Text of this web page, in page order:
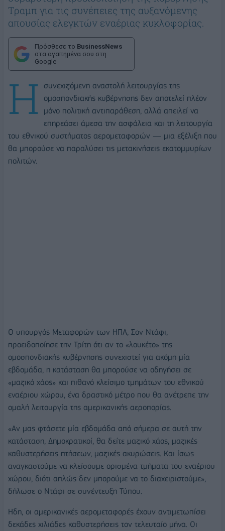
Τραμπ για τις συνέπειες της αυξανόμενης
απουσίας ελεγκτών εναέριας κυκλοφορίας.
Πρόσθεσε το BusinessNews
στα αγαπημένα σου στη
Google
Η
συνεχιζόμενη αναστολή λειτουργίας της
ομοσπονδιακής κυβέρνησης δεν αποτελεί πλέον
μόνο πολιτική αντιπαράθεση, αλλά απειλεί να
επηρεάσει άμεσα την ασφάλεια και τη λειτουργία
του εθνικού συστήματος αερομεταφορών — μια εξέλιξη που
θα μπορούσε να παραλύσει τις μετακινήσεις εκατομμυρίων
πολιτών.
Ο υπουργός Μεταφορών των ΗΠΑ, Σον Ντάφι,
προειδοποίησε την Τρίτη ότι αν το «λουκέτο» της
ομοσπονδιακής κυβέρνησης συνεχιστεί για ακόμη μία
εβδομάδα, η κατάσταση θα μπορούσε να οδηγήσει σε
«μαζικό χάος» και πιθανό κλείσιμο τμημάτων του εθνικού
εναέριου χώρου, ένα δραστικό μέτρο που θα ανέτρεπε την
ομαλή λειτουργία της αμερικανικής αεροπορίας.
«Αν μας φτάσετε μία εβδομάδα από σήμερα σε αυτή την
κατάσταση, Δημοκρατικοί, θα δείτε μαζικό χάος, μαζικές
καθυστερήσεις πτήσεων, μαζικές ακυρώσεις. Και ίσως
αναγκαστούμε να κλείσουμε ορισμένα τμήματα του εναέριου
χώρου, διότι απλώς δεν μπορούμε να το διαχειριστούμε»,
δήλωσε ο Ντάφι σε συνέντευξη Τύπου.
Ηδη, οι αμερικανικές αερομεταφορές έχουν αντιμετωπίσει
δεκάδες χιλιάδες καθυστερήσεις τον τελευταίο μήνα. Οι